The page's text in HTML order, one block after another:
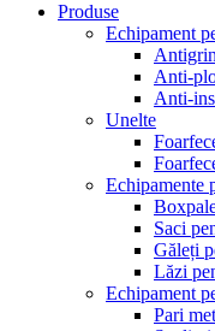
Produse
Echipament
Anti-
Anti-
Unelte
Echipamente
Saci
Găleți
Lăzi
Echipament
Pari